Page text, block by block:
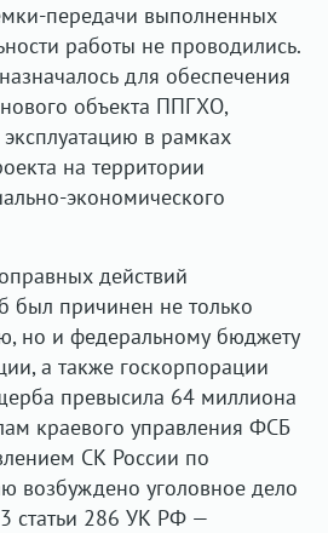
передачи выполненных
работы не проводились.
для обеспечения
объекта ППГХО,
в рамках
на территории
экономического
действий
был причинен не только
но и федеральному бюджету
а также госкорпорации
превысила 64 миллиона
краевого управления ФСБ
СК России по
возбуждено уголовное дело
статьи 286 УК РФ —